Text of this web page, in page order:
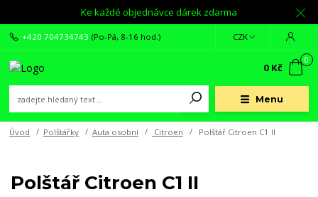
Ke každé objednávce dárek zdarma
Menu
CZK
+420 704734743 (Po-Pá, 8-16 hod.)
0
0 Kč
Úvod Polštářky Auta osobní Citroen Polštář Citroen C1 II
Polštář Citroen C1 II